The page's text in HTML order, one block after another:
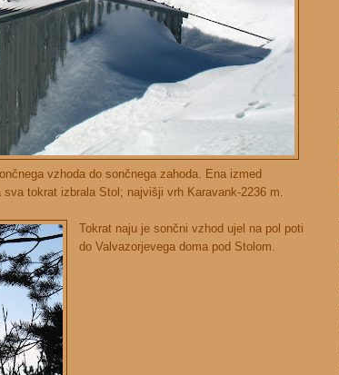
vzhoda do sončnega zahoda. Ena izmed
tokrat izbrala Stol; najvišji vrh Karavank-2236 m.
Tokrat naju je sončni vzhod ujel na pol poti
do Valvazorjevega doma pod Stolom.